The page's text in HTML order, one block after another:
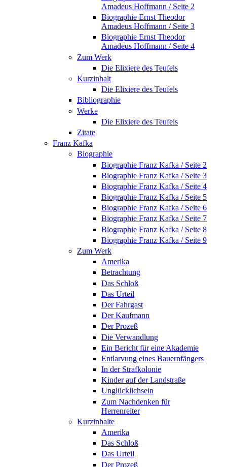
Amadeus Hoffmann / Seite 2
Biographie Ernst Theodor
Amadeus Hoffmann / Seite 3
Biographie Ernst Theodor
Amadeus Hoffmann / Seite 4
Zum Werk
Die Elixiere des Teufels
Kurzinhalt
Die Elixiere des Teufels
Bibliographie
Werke
Die Elixiere des Teufels
Zitate
Franz Kafka
Biographie
Biographie Franz Kafka / Seite 2
Biographie Franz Kafka / Seite 3
Biographie Franz Kafka / Seite 4
Biographie Franz Kafka / Seite 5
Biographie Franz Kafka / Seite 6
Biographie Franz Kafka / Seite 7
Biographie Franz Kafka / Seite 8
Biographie Franz Kafka / Seite 9
Zum Werk
Amerika
Betrachtung
Das Schloß
Das Urteil
Der Fahrgast
Der Kaufmann
Der Prozeß
Die Verwandlung
Ein Bericht für eine Akademie
Entlarvung eines Bauernfängers
In der Strafkolonie
Kinder auf der Landstraße
Unglücklichsein
Zum Nachdenken für
Herrenreiter
Kurzinhalte
Amerika
Das Schloß
Das Urteil
Der Prozeß